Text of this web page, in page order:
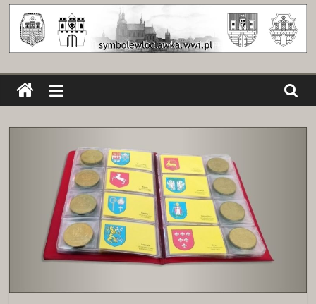
Wirtualne
Muzeum
Herbu
Włocławka
Włocławka